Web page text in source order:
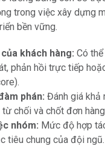
trong việc xây dựng
bền vững.
khách hàng: Có
phản hồi trực tiếp
phán: Đánh giá khả
chối và chốt đơn
nhóm: Mức độ hợp
tiêu chung của đội ngũ.